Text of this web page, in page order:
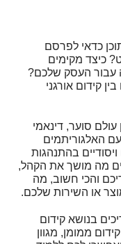
כדאי לפרסם
כיצד מקימים
עבור העסק שלכם?
קידום אורגני
סוער, דינאמי
האלגוריתמים
בהתנהגות
מה מושך את הקהל,
והכי חשוב, מה
או השירות שלכם.
בנושא קידום
ממומן, מגוון